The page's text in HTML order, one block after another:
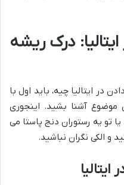
درک ریشه
در ایتالیا چیه، باید اول با
آشنا بشید. اینجوری
تو یه رستوران دنج پاستا می
و الکی نگران نباشید.